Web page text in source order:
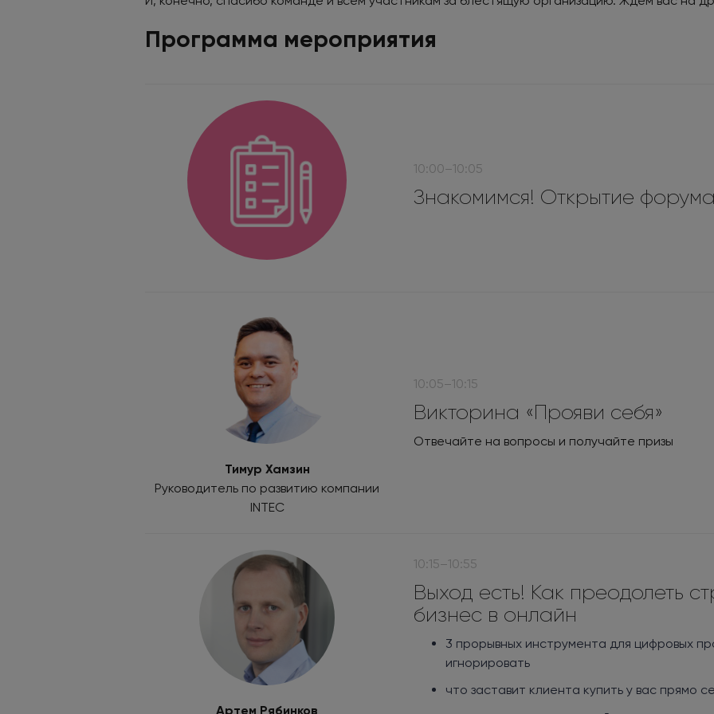
Программа мероприятия
10:00–10:05
Знакомимся! Открытие форума
Тимур Хамзин
Руководитель по развитию компании
INTEC
10:05–10:15
Викторина «Прояви себя»
Отвечайте на вопросы и получайте призы
Артем Рябинков
10:15–10:55
Выход есть! Как преодолеть
бизнес в онлайн
3 прорывных инструмента для цифровых
игнорировать
что заставит клиента купить у вас прямо